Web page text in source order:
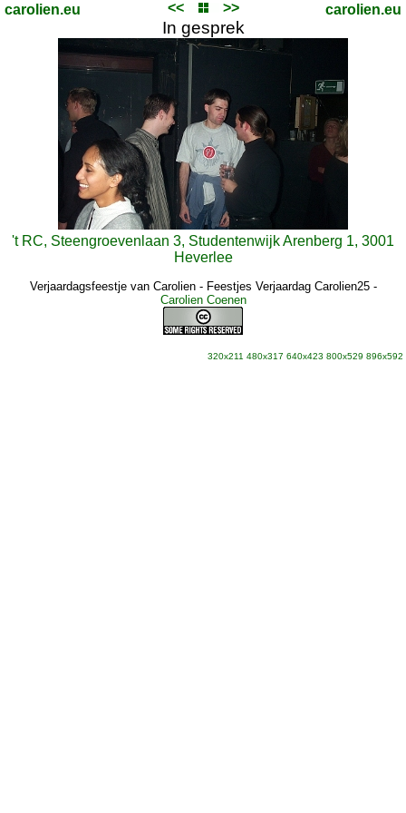
carolien.eu << >> carolien.eu
In gesprek
't RC, Steengroevenlaan 3, Studentenwijk Arenberg 1, 3001
Heverlee
Verjaardagsfeestje van Carolien - Feestjes Verjaardag Carolien25-
Carolien Coenen
320x211 480x317 640x423 800x529 896x592